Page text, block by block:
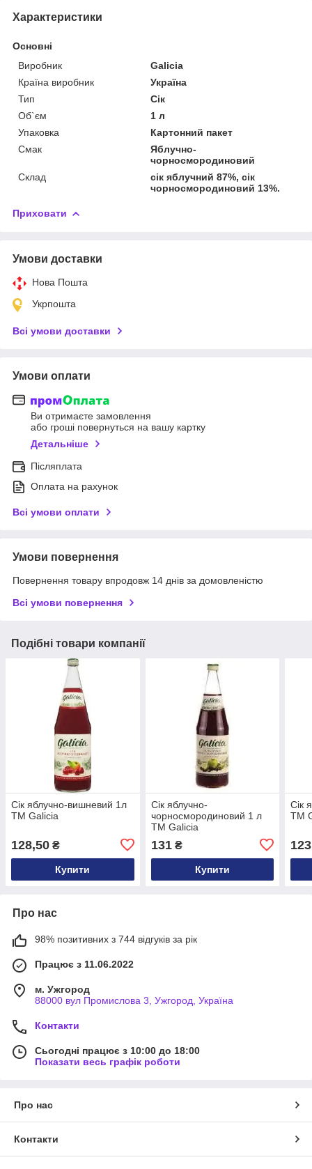
Характеристики
Основні
Виробник
Galicia
Країна виробник
Україна
Тип
Сік
Об`єм
1 л
Упаковка
Картонний пакет
Смак
Яблучно-
чорносмородиновий
Склад
сік яблучний 87%, сік
чорносмородиновий 13%.
Приховати
Умови доставки
Нова Пошта
Укрпошта
Всі умови доставки
Умови оплати
Ви отримаєте замовлення
або гроші повернуться на вашу картку
Детальніше
Післяплата
Оплата на рахунок
Всі умови оплати
Умови повернення
Повернення товару впродовж 14 днів за домовленістю
Всі умови повернення
Подібні товари компанії
Сік яблучно-вишневий 1л
ТМ Galicia
128,50 ₴
Купити
Сік яблучно-
чорносмородиновий 1 л
ТМ Galicia
131₴
Купити
Сік
ТМ
123
Про нас
98% позитивних з 744 відгуків за рік
Працює з 11.06.2022
м. Ужгород
88000 вул Промислова 3, Ужгород, Україна
Контакти
Сьогодні працює з 10:00 до 18:00
Показати весь графік роботи
Про нас
Контакти